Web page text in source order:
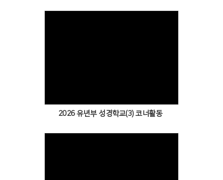
2026 유년부 성경학교(3) 코너활동